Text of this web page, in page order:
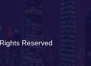
Reserved